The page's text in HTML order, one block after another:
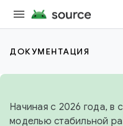
ДОКУМЕНТАЦИЯ
Начиная с 2026 года, в
моделью стабильной